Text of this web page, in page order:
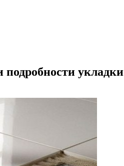
подробности укладки